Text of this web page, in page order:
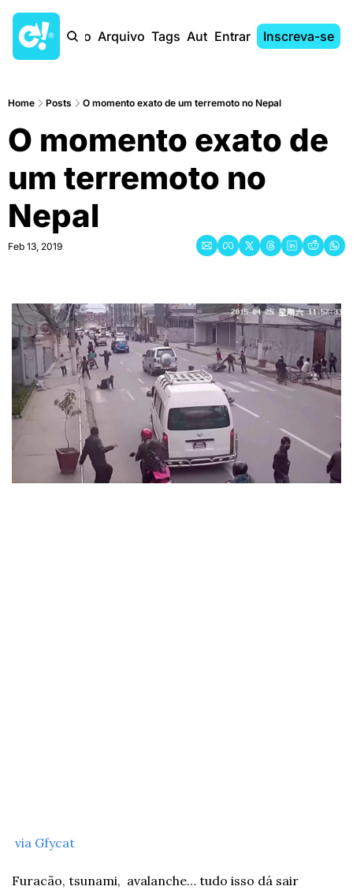
Início Arquivo Tags AutoresEntrar Inscreva-se
Home Posts O momento exato de um terremoto no Nepal
O momento exato de
um terremoto no
Nepal
Feb 13, 2019
via Gfycat
Furacão, tsunami,  avalanche… tudo isso dá sair